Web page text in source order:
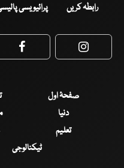
رابطہ کریں پرائیویسی
Facebook
صفحۂ اول
دنیا
تعلیم
ٹیکنالوجی